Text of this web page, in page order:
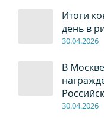
Итоги
день в
30.04.2026
В
30.04.2026